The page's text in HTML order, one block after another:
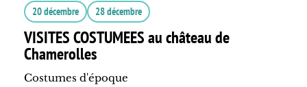
20 décembre 28 décembre
VISITES COSTUMEES au château de
Chamerolles
Costumes d'époque